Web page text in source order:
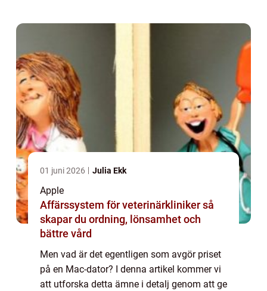
01 juni 2026 Julia Ekk
Apple
Affärssystem för veterinärkliniker så
skapar du ordning, lönsamhet och
bättre vård
Men vad är det egentligen som avgör priset
på en Mac-dator? I denna artikel kommer vi
att utforska detta ämne i detalj genom att ge